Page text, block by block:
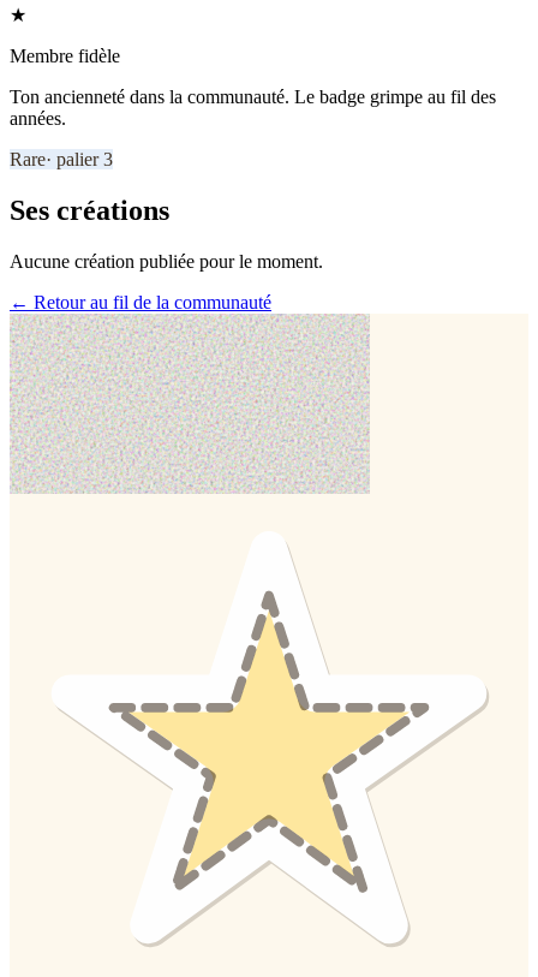
★
Membre fidèle
Ton ancienneté dans la communauté. Le badge grimpe au fil des
années.
Rare· palier3
Ses créations
Aucune création publiée pour le moment.
← Retour au fil de la communauté